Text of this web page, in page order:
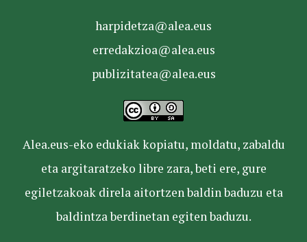
harpidetza@alea.eus
erredakzioa@alea.eus
publizitatea@alea.eus
Alea.eus-eko edukiak kopiatu, moldatu, zabaldu
eta argitaratzeko libre zara, beti ere, gure
egiletzakoak direla aitortzen baldin baduzu eta
baldintza berdinetan egiten baduzu.